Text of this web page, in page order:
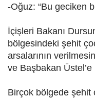
-Oğuz: “Bu geciken
İçişleri Bakanı
bölgesindeki şehit
arsalarının
ve Başbakan
Birçok bölgede şehit